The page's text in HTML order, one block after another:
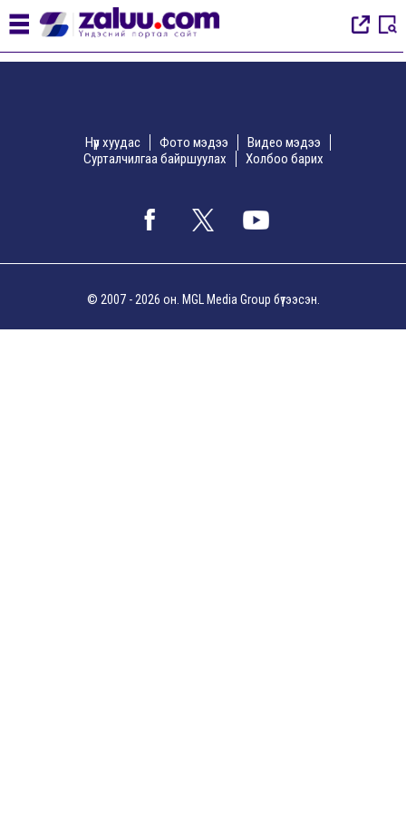
Нүүр хуудас Фото мэдээ
Видео мэдээ
Сурталчилгаа байршуулах
Холбоо барих
© 2007 - 2026 он. MGL Media Group бүтээсэн.